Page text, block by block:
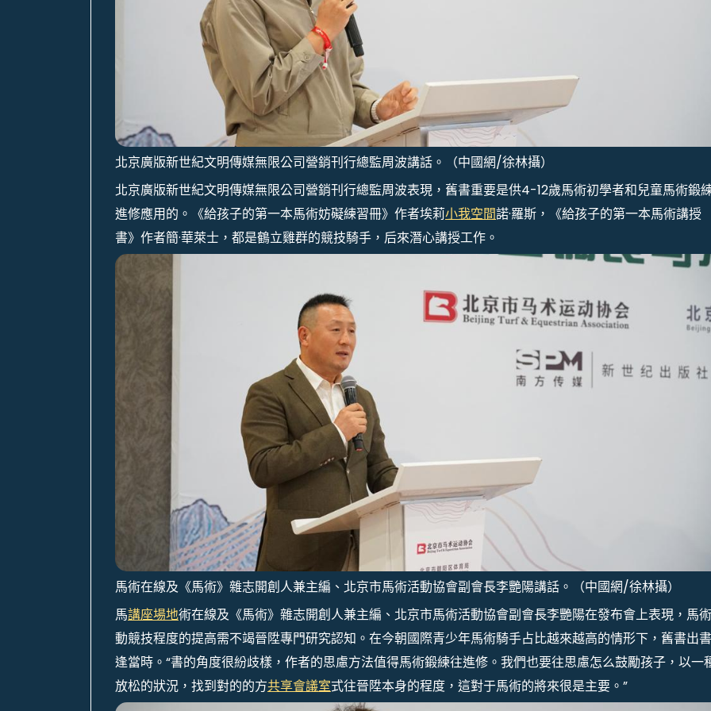
北京廣版新世紀文明傳媒無限公司營銷刊行總監周波講話。（中國網/徐林攝）
北京廣版新世紀文明傳媒無限公司營銷刊行總監周波表現，舊書重要是供4-12歲馬術初學者和兒童馬術鍛
進修應用的。《給孩子的第一本馬術妨礙練習冊》作者埃莉小我空間諾·羅斯，《給孩子的第一本馬術講授
書》作者簡·華萊士，都是鶴立雞群的競技騎手，后來潛心講授工作。
馬術在線及《馬術》雜志開創人兼主編、北京市馬術活動協會副會長李艷陽講話。（中國網/徐林攝）
馬講座場地術在線及《馬術》雜志開創人兼主編、北京市馬術活動協會副會長李艷陽在發布會上表現，馬
動競技程度的提高需不竭晉陞專門研究認知。在今朝國際青少年馬術騎手占比越來越高的情形下，舊書出
逢當時。“書的角度很紛歧樣，作者的思慮方法值得馬術鍛練往進修。我們也要往思慮怎么鼓勵孩子，以一
放松的狀況，找到對的的方共享會議室式往晉陞本身的程度，這對于馬術的將來很是主要。”